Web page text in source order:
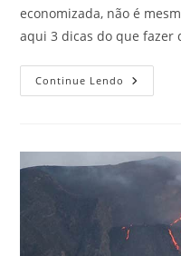
economizada, não é
aqui 3 dicas do que fazer
Continue Lendo
Dicas
Graça
Em